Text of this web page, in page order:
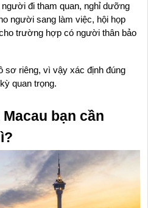
đi tham quan, nghỉ dưỡng
người sang làm việc, hội họp
trường hợp có người thân bảo
sơ riêng, vì vậy xác định đúng
quan trọng.
bạn cần